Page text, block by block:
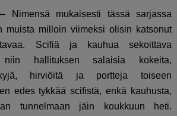
Nimensä mukaisesti tässä sarjassa
muista milloin viimeksi olisin katsonut
Scifiä ja kauhua sekoittava
hallituksen salaisia kokeita,
hirviöitä ja portteja toiseen
edes tykkää scifistä, enkä kauhusta,
tunnelmaan jäin koukkuun heti.